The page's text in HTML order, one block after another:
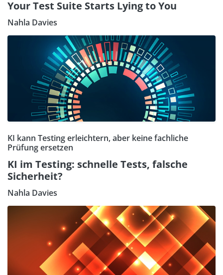
Your Test Suite Starts Lying to You
Nahla Davies
KI kann Testing erleichtern, aber keine fachliche
Prüfung ersetzen
KI im Testing: schnelle Tests, falsche
Sicherheit?
Nahla Davies